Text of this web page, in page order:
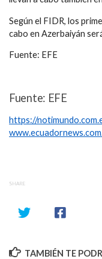
Según el FIDR, los
cabo en Azerbaiyán
Fuente: EFE
Fuente: EFE
https://
SHARE
TAMBIÉN TE